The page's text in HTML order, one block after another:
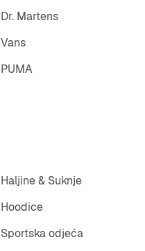
Dr. Martens
Vans
PUMA
Haljine & Suknje
Hoodice
Sportska odjeća